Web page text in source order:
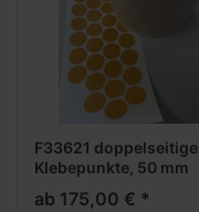
F33621 doppelseitige
Klebepunkte, 50 mm
5.000 Stück pro Rolle,
ab 175,00 € *